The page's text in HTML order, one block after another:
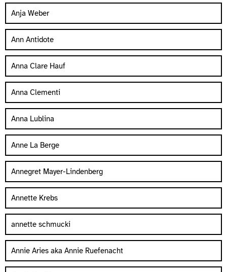
Anja Weber
Ann Antidote
Anna Clare Hauf
Anna Clementi
Anna Lublina
Anne La Berge
Annegret Mayer-Lindenberg
Annette Krebs
annette schmucki
Annie Aries aka Annie Ruefenacht